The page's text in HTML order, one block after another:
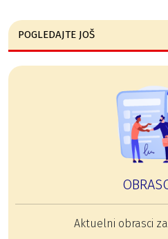
POGLEDAJTE JOŠ
Aktuelni obrasci